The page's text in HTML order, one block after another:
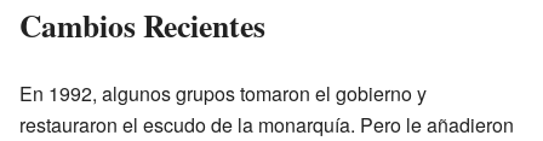
Cambios Recientes
En 1992, algunos grupos tomaron el gobierno y
restauraron el escudo de la monarquía. Pero le añadieron